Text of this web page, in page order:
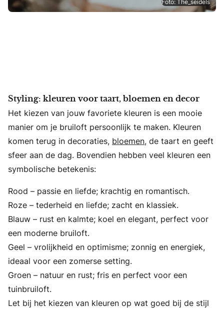
Foto: The_seidels
Styling: kleuren voor taart, bloemen en decor
Het kiezen van jouw favoriete kleuren is een mooie
manier om je bruiloft persoonlijk te maken. Kleuren
komen terug in decoraties, bloemen, de taart en geeft
sfeer aan de dag. Bovendien hebben veel kleuren een
symbolische betekenis:
Rood – passie en liefde; krachtig en romantisch.
Roze – tederheid en liefde; zacht en klassiek.
Blauw – rust en kalmte; koel en elegant, perfect voor
een moderne bruiloft.
Geel – vrolijkheid en optimisme; zonnig en energiek,
ideaal voor een zomerse setting.
Groen – natuur en rust; fris en perfect voor een
tuinbruiloft.
Let bij het kiezen van kleuren op wat goed bij de stijl